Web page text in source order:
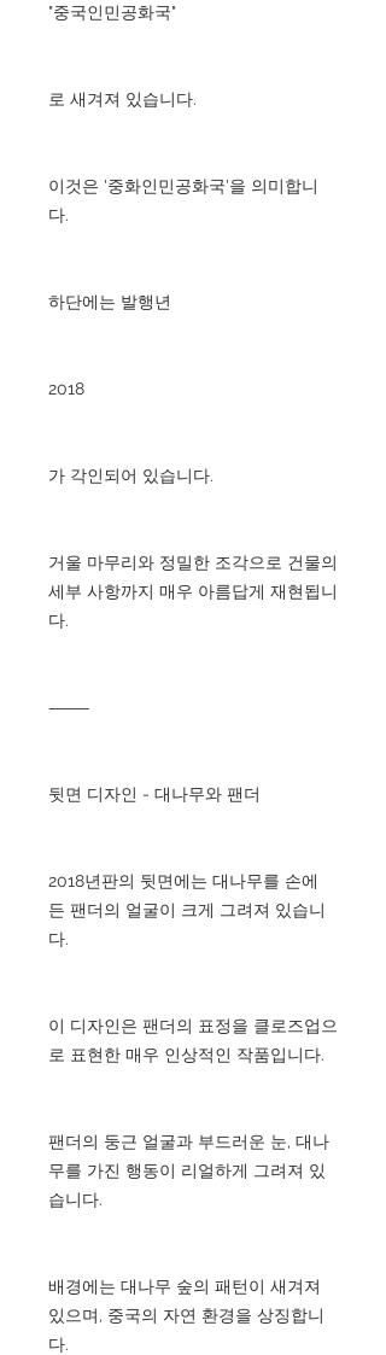
"중국인민공화국"
로 새겨져 있습니다.
이것은 '중화인민공화국'을 의미합니
다.
하단에는 발행년
2018
가 각인되어 있습니다.
거울 마무리와 정밀한 조각으로 건물의
세부 사항까지 매우 아름답게 재현됩니
다.
⸻
뒷면 디자인 - 대나무와 팬더
2018년판의 뒷면에는 대나무를 손에
든 팬더의 얼굴이 크게 그려져 있습니
다.
이 디자인은 팬더의 표정을 클로즈업으
로 표현한 매우 인상적인 작품입니다.
팬더의 둥근 얼굴과 부드러운 눈, 대나
무를 가진 행동이 리얼하게 그려져 있
습니다.
배경에는 대나무 숲의 패턴이 새겨져
있으며, 중국의 자연 환경을 상징합니
다.